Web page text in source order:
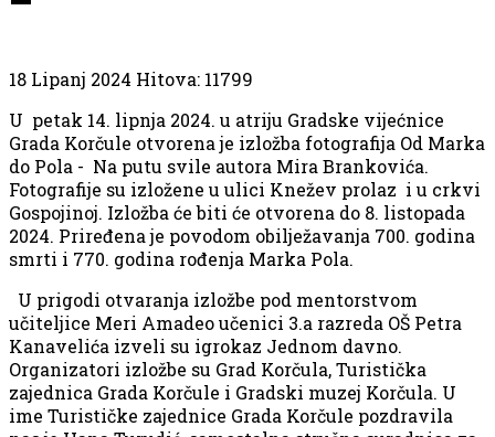
18 Lipanj 2024 Hitova: 11799
U petak 14. lipnja 2024. u atriju Gradske vijećnice
Grada Korčule otvorena je izložba fotografija Od Marka
do Pola - Na putu svile autora Mira Brankovića.
Fotografije su izložene u ulici Knežev prolaz i u crkvi
Gospojinoj. Izložba će biti će otvorena do 8. listopada
2024. Priređena je povodom obilježavanja 700. godina
smrti i 770. godina rođenja Marka Pola.
U prigodi otvaranja izložbe pod mentorstvom
učiteljice Meri Amadeo učenici 3.a razreda OŠ Petra
Kanavelića izveli su igrokaz Jednom davno.
Organizatori izložbe su Grad Korčula, Turistička
zajednica Grada Korčule i Gradski muzej Korčula. U
ime Turističke zajednice Grada Korčule pozdravila